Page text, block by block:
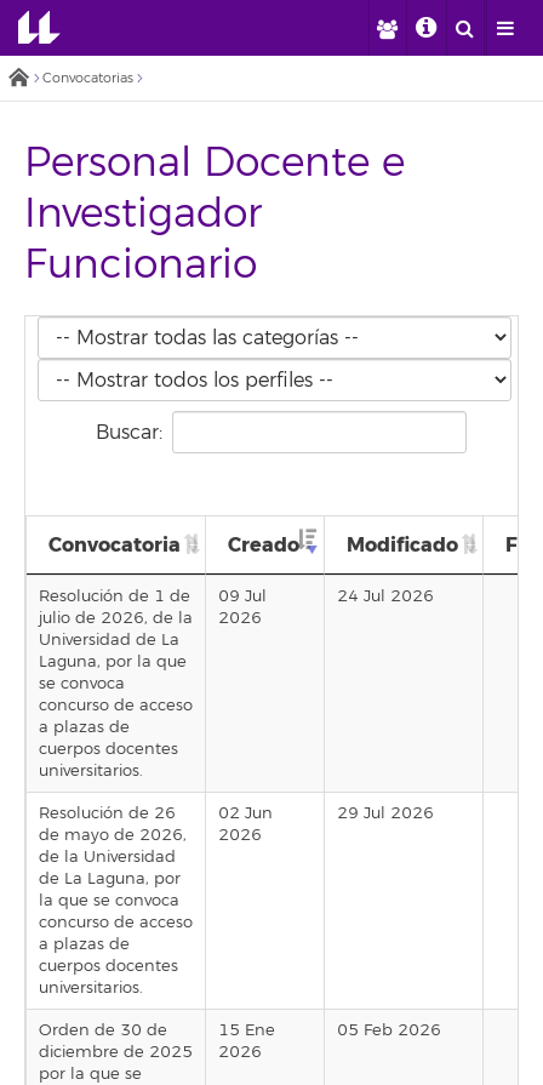
Convocatorias
Personal Docente e
Investigador
Funcionario
Buscar:
Convocatoria Creado Modificado Fin
Resolución de 1 de
julio de 2026, de la
Universidad de La
Laguna, por la que
se convoca
concurso de acceso
a plazas de
cuerpos docentes
universitarios.
09 Jul
2026
24 Jul 2026
Resolución de 26
de mayo de 2026,
de la Universidad
de La Laguna, por
la que se convoca
concurso de acceso
a plazas de
cuerpos docentes
universitarios.
02 Jun
2026
29 Jul 2026
Orden de 30 de
diciembre de 2025
por la que se
15 Ene
2026
05 Feb 2026